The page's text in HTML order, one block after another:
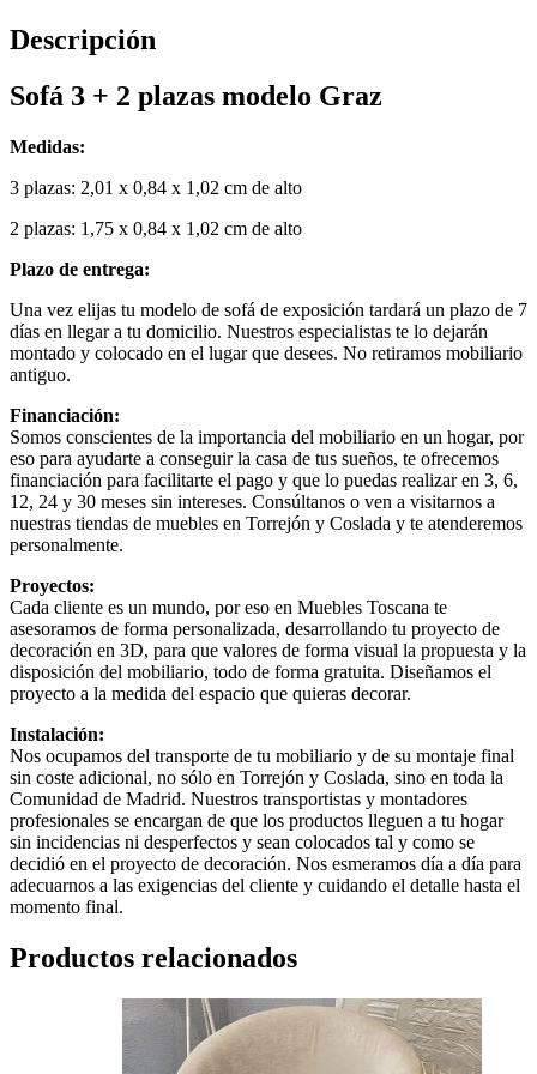
Descripción
Sofá 3 + 2 plazas modelo Graz
Medidas:
3 plazas: 2,01 x 0,84 x 1,02 cm de alto
2 plazas: 1,75 x 0,84 x 1,02 cm de alto
Plazo de entrega:
Una vez elijas tu modelo de sofá de exposición tardará un plazo de 7
días en llegar a tu domicilio. Nuestros especialistas te lo dejarán
montado y colocado en el lugar que desees. No retiramos mobiliario
antiguo.
Financiación:
Somos conscientes de la importancia del mobiliario en un hogar, por
eso para ayudarte a conseguir la casa de tus sueños, te ofrecemos
financiación para facilitarte el pago y que lo puedas realizar en 3, 6,
12, 24 y 30 meses sin intereses. Consúltanos o ven a visitarnos a
nuestras tiendas de muebles en Torrejón y Coslada y te atenderemos
personalmente.
Proyectos:
Cada cliente es un mundo, por eso en Muebles Toscana te
asesoramos de forma personalizada, desarrollando tu proyecto de
decoración en 3D, para que valores de forma visual la propuesta y la
disposición del mobiliario, todo de forma gratuita. Diseñamos el
proyecto a la medida del espacio que quieras decorar.
Instalación:
Nos ocupamos del transporte de tu mobiliario y de su montaje final
sin coste adicional, no sólo en Torrejón y Coslada, sino en toda la
Comunidad de Madrid. Nuestros transportistas y montadores
profesionales se encargan de que los productos lleguen a tu hogar
sin incidencias ni desperfectos y sean colocados tal y como se
decidió en el proyecto de decoración. Nos esmeramos día a día para
adecuarnos a las exigencias del cliente y cuidando el detalle hasta el
momento final.
Productos relacionados